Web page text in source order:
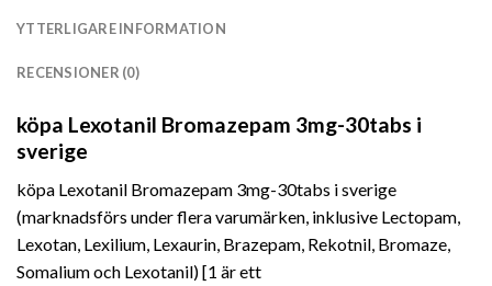
YTTERLIGARE INFORMATION
RECENSIONER (0)
köpa Lexotanil Bromazepam 3mg-30tabs i
sverige
köpa Lexotanil Bromazepam 3mg-30tabs i sverige
(marknadsförs under flera varumärken, inklusive Lectopam,
Lexotan, Lexilium, Lexaurin, Brazepam, Rekotnil, Bromaze,
Somalium och Lexotanil) [1 är ett